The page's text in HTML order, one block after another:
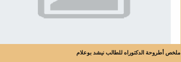
ملخص أطروحة الدكتوراه للطالب نيشد بوعلام